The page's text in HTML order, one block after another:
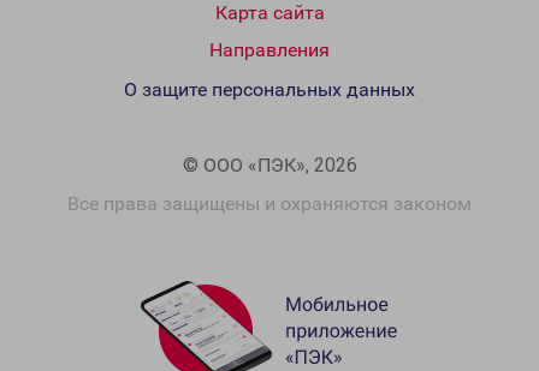
Карта сайта
Направления
© ООО «ПЭК», 2026
Все права защищены и охраняются законом
О защите персональных данных